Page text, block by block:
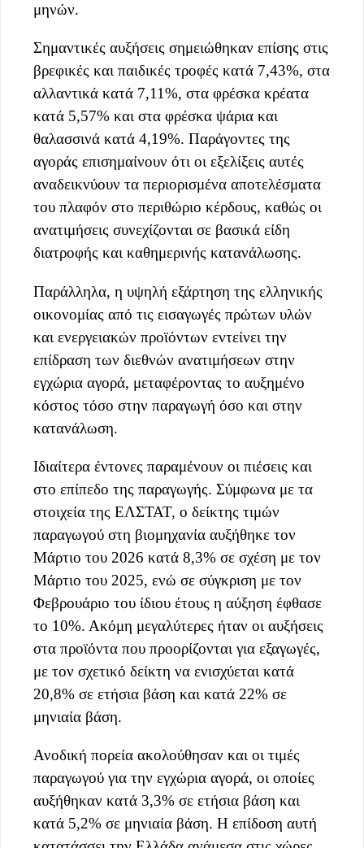
μηνών.
Σημαντικές αυξήσεις σημειώθηκαν επίσης στις
βρεφικές και παιδικές τροφές κατά 7,43%, στα
αλλαντικά κατά 7,11%, στα φρέσκα κρέατα
κατά 5,57% και στα φρέσκα ψάρια και
θαλασσινά κατά 4,19%. Παράγοντες της
αγοράς επισημαίνουν ότι οι εξελίξεις αυτές
αναδεικνύουν τα περιορισμένα αποτελέσματα
του πλαφόν στο περιθώριο κέρδους, καθώς οι
ανατιμήσεις συνεχίζονται σε βασικά είδη
διατροφής και καθημερινής κατανάλωσης.
Παράλληλα, η υψηλή εξάρτηση της ελληνικής
οικονομίας από τις εισαγωγές πρώτων υλών
και ενεργειακών προϊόντων εντείνει την
επίδραση των διεθνών ανατιμήσεων στην
εγχώρια αγορά, μεταφέροντας το αυξημένο
κόστος τόσο στην παραγωγή όσο και στην
κατανάλωση.
Ιδιαίτερα έντονες παραμένουν οι πιέσεις και
στο επίπεδο της παραγωγής. Σύμφωνα με τα
στοιχεία της ΕΛΣΤΑΤ, ο δείκτης τιμών
παραγωγού στη βιομηχανία αυξήθηκε τον
Μάρτιο του 2026 κατά 8,3% σε σχέση με τον
Μάρτιο του 2025, ενώ σε σύγκριση με τον
Φεβρουάριο του ίδιου έτους η αύξηση έφθασε
το 10%. Ακόμη μεγαλύτερες ήταν οι αυξήσεις
στα προϊόντα που προορίζονται για εξαγωγές,
με τον σχετικό δείκτη να ενισχύεται κατά
20,8% σε ετήσια βάση και κατά 22% σε
μηνιαία βάση.
Ανοδική πορεία ακολούθησαν και οι τιμές
παραγωγού για την εγχώρια αγορά, οι οποίες
αυξήθηκαν κατά 3,3% σε ετήσια βάση και
κατά 5,2% σε μηνιαία βάση. Η επίδοση αυτή